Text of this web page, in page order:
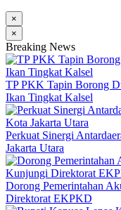
×
×
Breaking News
TP PKK Tapin Borong
Ikan Tingkat Kalsel
Perkuat Sinergi
Jakarta Utara
Dorong Pemerintahan
Direktorat EKPKD